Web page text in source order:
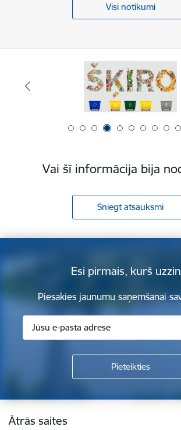
Visi notikumi
Vai šī informācija bija
Sniegt atsauksmi
Esi pirmais, kurš
Piesakies jaunumu saņemšanai
Kājene
Ātrās saites